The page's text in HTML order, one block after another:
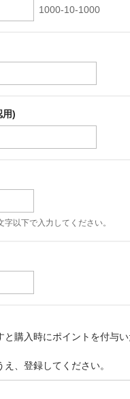
1000-10-1000
用)
以下で入力してください。
と購入時にポイントを付与い
、登録してください。